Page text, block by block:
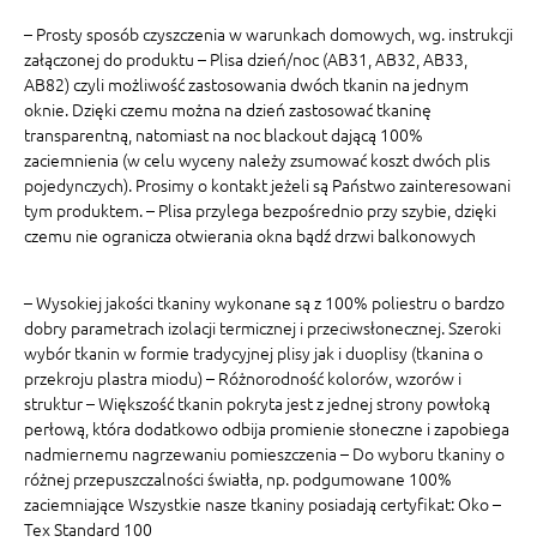
– Prosty sposób czyszczenia w warunkach domowych, wg. instrukcji
załączonej do produktu – Plisa dzień/noc (AB31, AB32, AB33,
AB82) czyli możliwość zastosowania dwóch tkanin na jednym
oknie. Dzięki czemu można na dzień zastosować tkaninę
transparentną, natomiast na noc blackout dającą 100%
zaciemnienia (w celu wyceny należy zsumować koszt dwóch plis
pojedynczych). Prosimy o kontakt jeżeli są Państwo zainteresowani
tym produktem. – Plisa przylega bezpośrednio przy szybie, dzięki
czemu nie ogranicza otwierania okna bądź drzwi balkonowych
– Wysokiej jakości tkaniny wykonane są z 100% poliestru o bardzo
dobry parametrach izolacji termicznej i przeciwsłonecznej. Szeroki
wybór tkanin w formie tradycyjnej plisy jak i duoplisy (tkanina o
przekroju plastra miodu) – Różnorodność kolorów, wzorów i
struktur – Większość tkanin pokryta jest z jednej strony powłoką
perłową, która dodatkowo odbija promienie słoneczne i zapobiega
nadmiernemu nagrzewaniu pomieszczenia – Do wyboru tkaniny o
różnej przepuszczalności światła, np. podgumowane 100%
zaciemniające Wszystkie nasze tkaniny posiadają certyfikat: Oko –
Tex Standard 100